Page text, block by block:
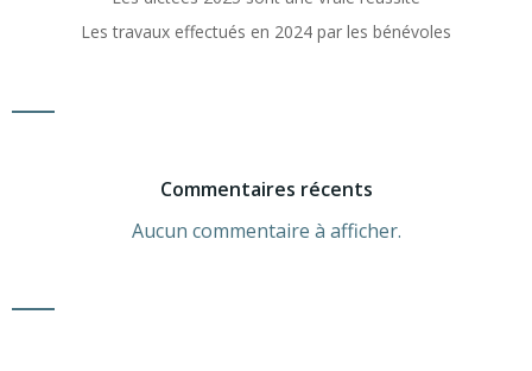
Les travaux effectués en 2024 par les bénévoles
Commentaires récents
Aucun commentaire à afficher.